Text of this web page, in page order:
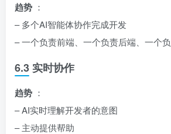
趋势 ：
– 多个AI智能体协作完成开发
– 一个负责前端、一个负责后端、一个
6.3 实时协作
趋势 ：
– AI实时理解开发者的意图
– 主动提供帮助